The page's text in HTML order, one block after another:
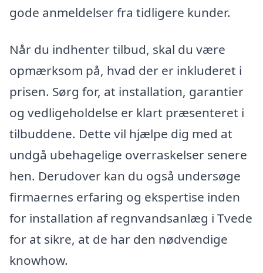
gode anmeldelser fra tidligere kunder.
Når du indhenter tilbud, skal du være
opmærksom på, hvad der er inkluderet i
prisen. Sørg for, at installation, garantier
og vedligeholdelse er klart præsenteret i
tilbuddene. Dette vil hjælpe dig med at
undgå ubehagelige overraskelser senere
hen. Derudover kan du også undersøge
firmaernes erfaring og ekspertise inden
for installation af regnvandsanlæg i Tvede
for at sikre, at de har den nødvendige
knowhow.